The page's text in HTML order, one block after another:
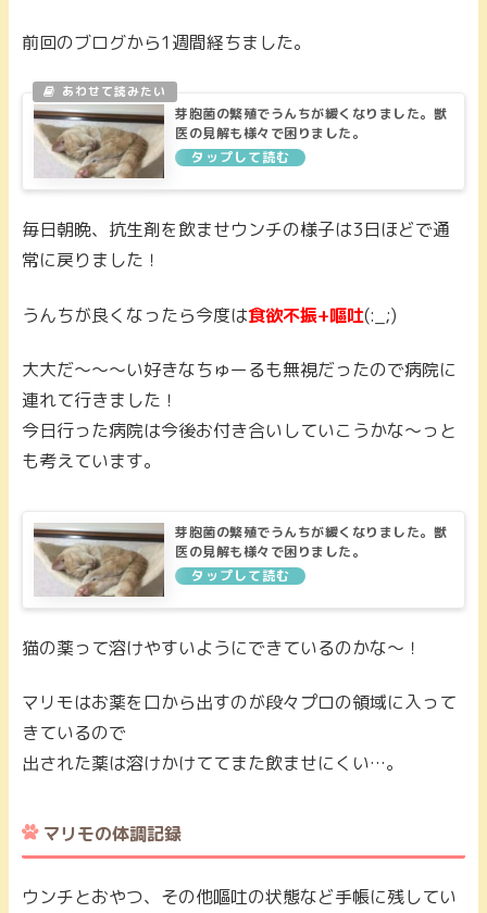
前回のブログから1週間経ちました。
芽胞菌の繁殖でうんちが緩くなりました。獣
医の見解も様々で困りました。
毎日朝晩、抗生剤を飲ませウンチの様子は3日ほどで通
常に戻りました！
うんちが良くなったら今度は食欲不振+嘔吐(:_;)
大大だ～～～い好きなちゅーるも無視だったので病院に
連れて行きました！
今日行った病院は今後お付き合いしていこうかな～っと
も考えています。
芽胞菌の繁殖でうんちが緩くなりました。獣
医の見解も様々で困りました。
猫の薬って溶けやすいようにできているのかな～！
マリモはお薬を口から出すのが段々プロの領域に入って
きているので
出された薬は溶けかけててまた飲ませにくい…。
マリモの体調記録
ウンチとおやつ、その他嘔吐の状態など手帳に残してい